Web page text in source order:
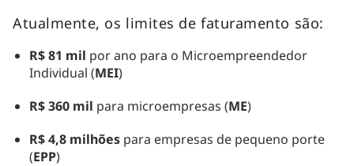
Atualmente, os limites de faturamento são:
R$ 81 mil por ano para o Microempreendedor
Individual (MEI)
R$ 360 mil para microempresas (ME)
R$ 4,8 milhõespara empresas de pequeno porte
(EPP)